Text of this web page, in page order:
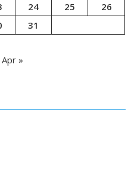
24 25
26
31
Apr »